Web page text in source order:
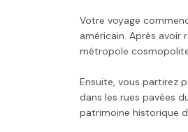
Votre voyage
américain. Après
métropole
Ensuite, vous partirez
dans les rues pavées
patrimoine historique